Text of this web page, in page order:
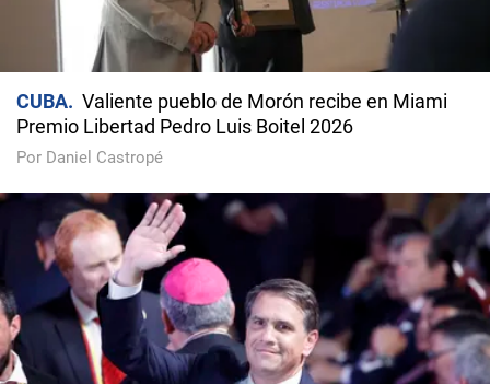
CUBA
Valiente pueblo de Morón recibe en Miami
Premio Libertad Pedro Luis Boitel 2026
Por Daniel Castropé